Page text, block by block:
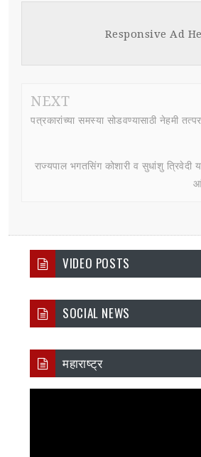
VIDEO POSTS
SOCIAL NEWS
महाराष्ट्र
Responsive Ad
NEXT
पत्रकारांच्या समस्या सोडवण्यासाठी नेहमी
राज्यपाल भगतसिंग कोशारी व सुधांशु त्रिवेदी